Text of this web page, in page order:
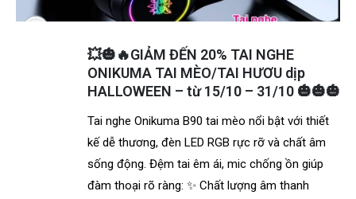
💥🎃🔥GIẢM ĐẾN 20% TAI NGHE
ONIKUMA TAI MÈO/TAI HƯƠU dịp
HALLOWEEN – từ 15/10 – 31/10 🎃🎃🎃
Tai nghe Onikuma B90 tai mèo nổi bật với thiết
kế dễ thương, đèn LED RGB rực rỡ và chất âm
sống động. Đệm tai êm ái, mic chống ồn giúp
đàm thoại rõ ràng: ✨ Chất lượng âm thanh